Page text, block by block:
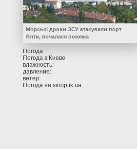
Морські дрони ЗСУ атакували порт
Ялти, почалася пожежа
Погода
Погода в Киеве
влажность:
давление:
ветер:
Погода на sinoptik.ua